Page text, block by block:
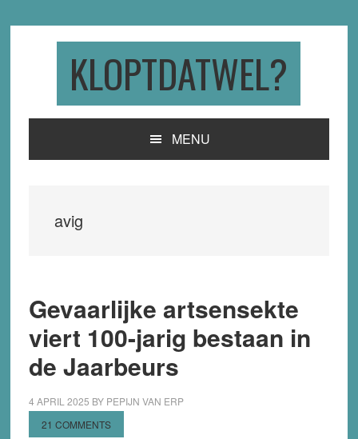
KLOPTDATWEL?
MENU
avig
Gevaarlijke artsensekte
viert 100-jarig bestaan in
de Jaarbeurs
4 APRIL 2025 BY PEPIJN VAN ERP
21 COMMENTS